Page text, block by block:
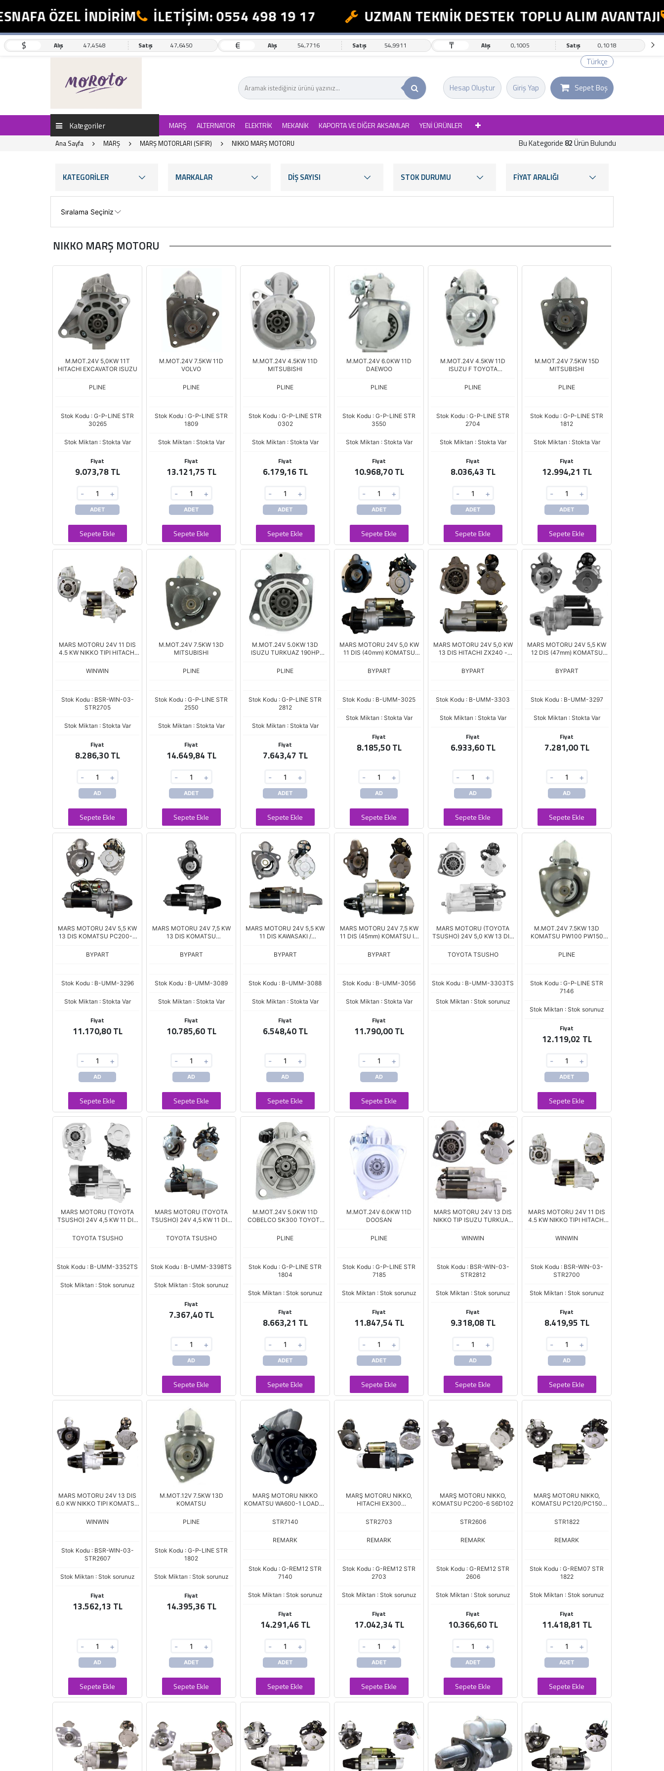
ÖZEL İNDİRİM İLETİŞİM: 0554 498 19 17 UZMAN TEKNİK DESTEK TOPLU ALIM AVANTAJI
$ Alış 47,4548 Satış 47,6450 € Alış 54,7716 Satış 54,9911 ₸ Alış 0,1005 Satış 0,1018
Türkçe
Giriş Yap
Hesap Oluştur Sepet Boş
Kategoriler MARŞ ALTERNATOR ELEKTRİK MEKANİK KAPORTA VE DİĞER AKSAMLAR YENİ ÜRÜNLER
Ana Sayfa MARŞ MARŞ MOTORLARI (SIFIR) NIKKO MARŞ MOTORU Bu Kategoride 82Ürün Bulundu
KATEGORİLER MARKALAR DİŞ SAYISI STOK DURUMU FİYAT ARALIĞI
NIKKO MARŞ MOTORU
M.MOT.24V 5,0KW 11T
HITACHI EXCAVATOR ISUZU
PLINE
Stok Kodu : G-P-LINE STR
30265
Stok Miktarı : Stokta Var
Fiyat
9.073,78 TL
- +
ADET
Sepete Ekle
M.MOT.24V 7.5KW 11D
VOLVO
PLINE
Stok Kodu : G-P-LINE STR
1809
Stok Miktarı : Stokta Var
Fiyat
13.121,75 TL
- +
ADET
Sepete Ekle
M.MOT.24V 4.5KW 11D
MITSUBISHI
PLINE
Stok Kodu : G-P-LINE STR
0302
Stok Miktarı : Stokta Var
Fiyat
6.179,16 TL
- +
ADET
Sepete Ekle
M.MOT.24V 6.0KW 11D
DAEWOO
PLINE
Stok Kodu : G-P-LINE STR
3550
Stok Miktarı : Stokta Var
Fiyat
10.968,70 TL
- +
ADET
Sepete Ekle
M.MOT.24V 4.5KW 11D
ISUZU F TOYOTA
PLINE
Stok Kodu : G-P-LINE STR
2704
Stok Miktarı : Stokta Var
Fiyat
8.036,43 TL
- +
ADET
Sepete Ekle
M.MOT.24V 7.5KW 15D
MITSUBISHI
PLINE
Stok Kodu : G-P-LINE STR
1812
Stok Miktarı : Stokta Var
Fiyat
12.994,21 TL
- +
ADET
Sepete Ekle
MARS MOTORU 24V 11 DIS
4.5 KW NIKKO TIPI HITACHI
60ZV 6BG1T ISUZU
WINWIN
Stok Kodu : BSR-WIN-03-
STR2705
Stok Miktarı : Stokta Var
Fiyat
8.286,30 TL
- +
AD
Sepete Ekle
M.MOT.24V 7.5KW 13D
MITSUBISHI
PLINE
Stok Kodu : G-P-LINE STR
2550
Stok Miktarı : Stokta Var
Fiyat
14.649,84 TL
- +
ADET
Sepete Ekle
M.MOT.24V 5.0KW 13D
ISUZU TURKUAZ 190HP
PLINE
Stok Kodu : G-P-LINE STR
2812
Stok Miktarı : Stokta Var
Fiyat
7.643,47 TL
- +
ADET
Sepete Ekle
MARS MOTORU 24V 5,0 KW
11 DIS (40mm) KOMATSU
6D105 (023000-1290)
BYPART
Stok Kodu : B-UMM-3025
Stok Miktarı : Stokta Var
Fiyat
8.185,50 TL
- +
AD
Sepete Ekle
MARS MOTORU 24V 5,0 KW
13 DIS HITACHI ZX240 -
ISUZU 4HK1 - 4HK1T
BYPART
Stok Kodu : B-UMM-3303
Stok Miktarı : Stokta Var
Fiyat
6.933,60 TL
- +
AD
Sepete Ekle
MARS MOTORU 24V 5,5 KW
12 DIS (47mm) KOMATSU
(023000-1530)
BYPART
Stok Kodu : B-UMM-3297
Stok Miktarı : Stokta Var
Fiyat
7.281,00 TL
- +
AD
Sepete Ekle
MARS MOTORU 24V 5,5 KW
13 DIS KOMATSU PC200-3
(023000-3160)
BYPART
Stok Kodu : B-UMM-3296
Stok Miktarı : Stokta Var
Fiyat
11.170,80 TL
- +
AD
Sepete Ekle
MARS MOTORU 24V 7,5 KW
13 DIS KOMATSU
PALETLI DOZER 4D130
BYPART
Stok Kodu : B-UMM-3089
Stok Miktarı : Stokta Var
Fiyat
10.785,60 TL
- +
AD
Sepete Ekle
MARS MOTORU 24V 5,5 KW
11 DIS KAWASAKI /
6BG1 - 6BB1 (023000-1070)
BYPART
Stok Kodu : B-UMM-3088
Stok Miktarı : Stokta Var
Fiyat
6.548,40 TL
- +
AD
Sepete Ekle
MARS MOTORU 24V 7,5 KW
11 DIS (45mm) KOMATSU IS
(023000-7160)
BYPART
Stok Kodu : B-UMM-3056
Stok Miktarı : Stokta Var
Fiyat
11.790,00 TL
- +
AD
Sepete Ekle
MARS MOTORU (TOYOTA
TSUSHO) 24V 5,0 KW 13 DIS
EXCAVATOR / JCB / ISUZU
TOYOTA TSUSHO
Stok Kodu : B-UMM-3303TS
Stok Miktarı : Stok sorunuz
M.MOT.24V 7.5KW 13D
KOMATSU PW100 PW150
PLINE
Stok Kodu : G-P-LINE STR
7146
Stok Miktarı : Stok sorunuz
Fiyat
12.119,02 TL
- +
ADET
Sepete Ekle
MARS MOTORU (TOYOTA
TSUSHO) 24V 4,5 KW 11 DIS
JCB / ISUZU 4BG1TC
TOYOTA TSUSHO
Stok Kodu : B-UMM-3352TS
Stok Miktarı : Stok sorunuz
MARS MOTORU (TOYOTA
TSUSHO) 24V 4,5 KW 11 DIS
ISUZU 4BD1 (023000-1031)
TOYOTA TSUSHO
Stok Kodu : B-UMM-3398TS
Stok Miktarı : Stok sorunuz
Fiyat
7.367,40 TL
- +
AD
Sepete Ekle
M.MOT.24V 5.0KW 11D
COBELCO SK300 TOYOTA
PLINE
Stok Kodu : G-P-LINE STR
1804
Stok Miktarı : Stok sorunuz
Fiyat
8.663,21 TL
- +
ADET
Sepete Ekle
M.MOT.24V 6.0KW 11D
DOOSAN
PLINE
Stok Kodu : G-P-LINE STR
7185
Stok Miktarı : Stok sorunuz
Fiyat
11.847,54 TL
- +
ADET
Sepete Ekle
MARS MOTORU 24V 13 DIS
NIKKO TIP ISUZU TURKUAZ
MOTORLU IS MAKINESİ
WINWIN
Stok Kodu : BSR-WIN-03-
STR2812
Stok Miktarı : Stok sorunuz
Fiyat
9.318,08 TL
- +
AD
Sepete Ekle
MARS MOTORU 24V 11 DIS
4.5 KW NIKKO TIPI HITACHI
LC SK 135 ISUZU
WINWIN
Stok Kodu : BSR-WIN-03-
STR2700
Stok Miktarı : Stok sorunuz
Fiyat
8.419,95 TL
- +
AD
Sepete Ekle
MARS MOTORU 24V 13 DIS
6.0 KW NIKKO TIPI KOMATSU
6008133660 6008133662
WINWIN
Stok Kodu : BSR-WIN-03-
STR2607
Stok Miktarı : Stok sorunuz
Fiyat
13.562,13 TL
- +
AD
Sepete Ekle
M.MOT.12V 7.5KW 13D
KOMATSU
PLINE
Stok Kodu : G-P-LINE STR
1802
Stok Miktarı : Stok sorunuz
Fiyat
14.395,36 TL
- +
ADET
Sepete Ekle
MARŞ MOTORU NIKKO
KOMATSU WA600-1 LOADER
STR7140
REMARK
Stok Kodu : G-REM12 STR
7140
Stok Miktarı : Stok sorunuz
Fiyat
14.291,46 TL
- +
ADET
Sepete Ekle
MARŞ MOTORU NIKKO,
HITACHI EX300
STR2703
REMARK
Stok Kodu : G-REM12 STR
2703
Stok Miktarı : Stok sorunuz
Fiyat
17.042,34 TL
- +
ADET
Sepete Ekle
MARŞ MOTORU NIKKO,
KOMATSU PC200-6 S6D102
STR2606
REMARK
Stok Kodu : G-REM12 STR
2606
Stok Miktarı : Stok sorunuz
Fiyat
10.366,60 TL
- +
ADET
Sepete Ekle
MARŞ MOTORU NIKKO,
KOMATSU PC120/PC150
STR1822
REMARK
Stok Kodu : G-REM07 STR
1822
Stok Miktarı : Stok sorunuz
Fiyat
11.418,81 TL
- +
ADET
Sepete Ekle